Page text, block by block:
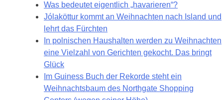
Was bedeutet eigentlich „havarieren“?
Jólaköttur kommt an Weihnachten nach Island und
lehrt das Fürchten
In polnischen Haushalten werden zu Weihnachten
eine Vielzahl von Gerichten gekocht. Das bringt
Glück
Im Guiness Buch der Rekorde steht ein
Weihnachtsbaum des Northgate Shopping